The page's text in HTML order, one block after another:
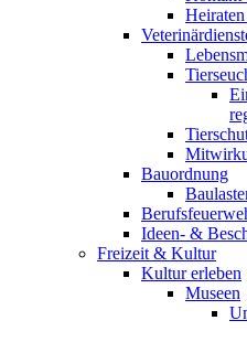
Bauordnung
Ideen- &
Freizeit & Kultur
Kultur erleben
Museen